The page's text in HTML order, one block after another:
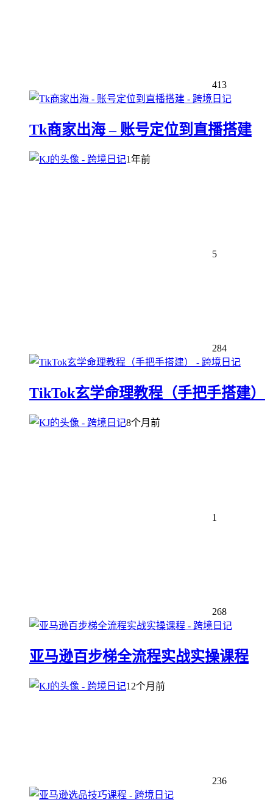
413
Tk商家出海 – 账号定位到直播搭建
1年前
5
284
TikTok玄学命理教程（手把手搭建）
8个月前
1
268
亚马逊百步梯全流程实战实操课程
12个月前
236